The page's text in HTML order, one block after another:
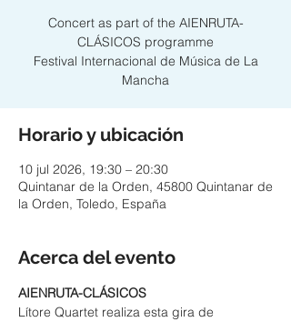
Concert as part of the AIENRUTA-
CLÁSICOS programme
Festival Internacional de Música de La
Mancha
Horario y ubicación
10 jul 2026, 19:30 – 20:30
Quintanar de la Orden, 45800 Quintanar de
la Orden, Toledo, España
Acerca del evento
AIENRUTA-CLÁSICOS
Lítore Quartet realiza esta gira de